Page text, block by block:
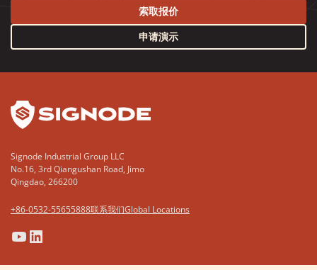
索取报价
申请演示
Signode Industrial Group LLC
No.16, 3rd Qiangushan Road, Jimo
Qingdao, 266200
+86-0532-55655888联系我们Global Locations
(Opens
in
(Opens
in
(Opens
in
(Opens
in